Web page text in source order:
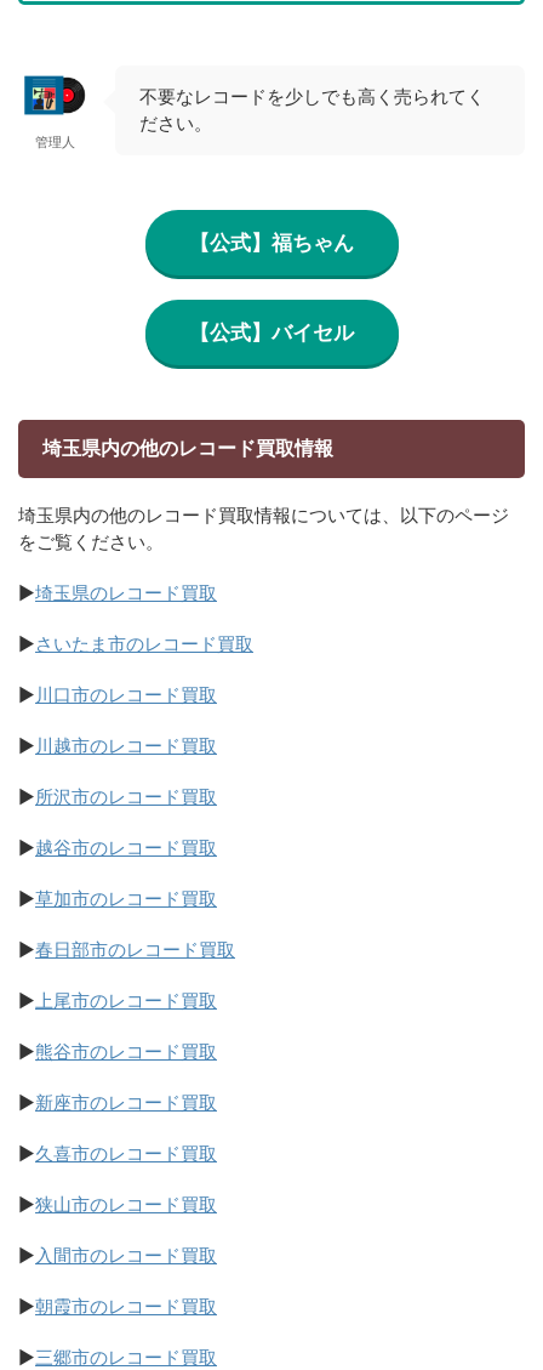
管理人
不要なレコードを少しでも高く売られてく
ださい。
【公式】福ちゃん
【公式】バイセル
埼玉県内の他のレコード買取情報
埼玉県内の他のレコード買取情報については、以下のページ
をご覧ください。
▶埼玉県のレコード買取
▶さいたま市のレコード買取
▶川口市のレコード買取
▶川越市のレコード買取
▶所沢市のレコード買取
▶越谷市のレコード買取
▶草加市のレコード買取
▶春日部市のレコード買取
▶上尾市のレコード買取
▶熊谷市のレコード買取
▶新座市のレコード買取
▶久喜市のレコード買取
▶狭山市のレコード買取
▶入間市のレコード買取
▶朝霞市のレコード買取
▶三郷市のレコード買取